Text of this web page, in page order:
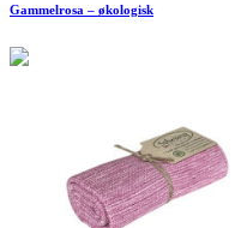
Gammelrosa – økologisk